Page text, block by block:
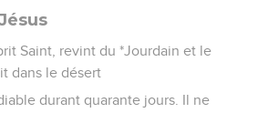
Saint, revint du *Jourdain et le
dans le désert
durant quarante jours. Il ne